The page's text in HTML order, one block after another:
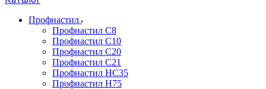
Профнастил
Профнастил С8
Профнастил С10
Профнастил С20
Профнастил С21
Профнастил НС35
Профнастил Н75